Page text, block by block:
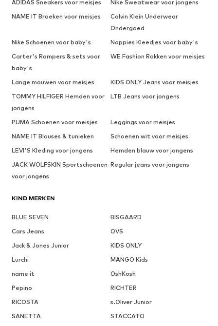
ADIDAS Sneakers voor meisjes
Nike Sweatwear voor jongens
NAME IT Broeken voor meisjes
Calvin Klein Underwear
Ondergoed
Nike Schoenen voor baby's
Noppies Kleedjes voor baby's
Carter's Rompers & sets voor
baby's
WE Fashion Rokken voor meisjes
Lange mouwen voor meisjes
KIDS ONLY Jeans voor meisjes
TOMMY HILFIGER Hemden voor
jongens
LTB Jeans voor jongens
PUMA Schoenen voor meisjes
Leggings voor meisjes
NAME IT Blouses & tunieken
Schoenen wit voor meisjes
LEVI'S Kleding voor jongens
Hemden blauw voor jongens
JACK WOLFSKIN Sportschoenen
voor jongens
Regular jeans voor jongens
KIND MERKEN
BLUE SEVEN
BISGAARD
Cars Jeans
OVS
Jack & Jones Junior
KIDS ONLY
Lurchi
MANGO Kids
name it
OshKosh
Pepino
RICHTER
RICOSTA
s.Oliver Junior
SANETTA
STACCATO